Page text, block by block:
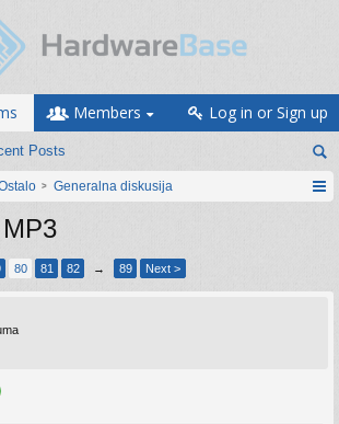
Posts
Members Log in or Sign up
Generalna diskusija
80 81 82 → 89 Next >